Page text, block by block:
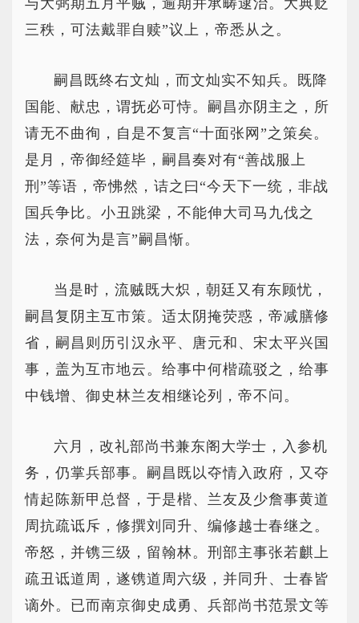
与大弼期五月平贼，逾期并承畴逮治。大典贬
三秩，可法戴罪自赎”议上，帝悉从之。
嗣昌既终右文灿，而文灿实不知兵。既降
国能、献忠，谓抚必可恃。嗣昌亦阴主之，所
请无不曲徇，自是不复言“十面张网”之策矣。
是月，帝御经筵毕，嗣昌奏对有“善战服上
刑”等语，帝怫然，诘之曰“今天下一统，非战
国兵争比。小丑跳梁，不能伸大司马九伐之
法，奈何为是言”嗣昌惭。
当是时，流贼既大炽，朝廷又有东顾忧，
嗣昌复阴主互市策。适太阴掩荧惑，帝减膳修
省，嗣昌则历引汉永平、唐元和、宋太平兴国
事，盖为互市地云。给事中何楷疏驳之，给事
中钱增、御史林兰友相继论列，帝不问。
六月，改礼部尚书兼东阁大学士，入参机
务，仍掌兵部事。嗣昌既以夺情入政府，又夺
情起陈新甲总督，于是楷、兰友及少詹事黄道
周抗疏诋斥，修撰刘同升、编修越士春继之。
帝怒，并镌三级，留翰林。刑部主事张若麒上
疏丑诋道周，遂镌道周六级，并同升、士春皆
谪外。已而南京御史成勇、兵部尚书范景文等